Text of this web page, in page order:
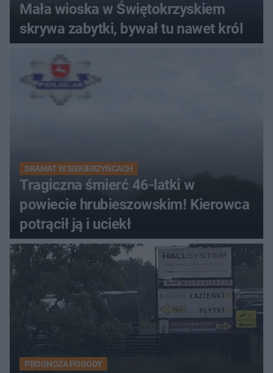
Mała wioska w Świętokrzyskiem
skrywa zabytki, bywał tu nawet król
DRAMAT W SIEKIERZYŃCACH
Tragiczna śmierć 46-latki w
powiecie hrubieszowskim! Kierowca
potrącił ją i uciekł
PROGNOZA POGODY